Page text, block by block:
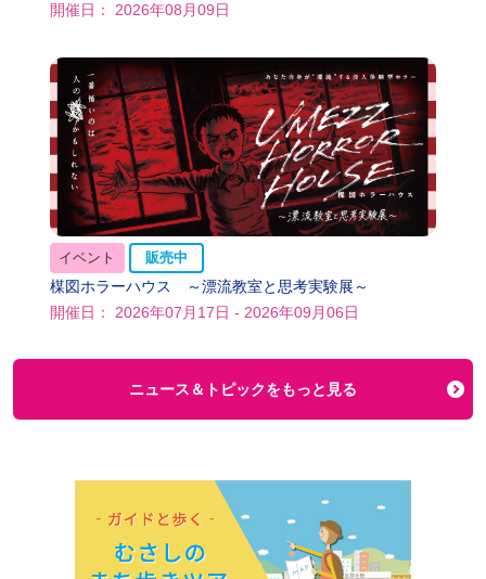
開催日： 2026年08月09日
イベント 販売中
楳図ホラーハウス ～漂流教室と思考実験展～
開催日： 2026年07月17日 - 2026年09月06日
ニュース＆トピックをもっと見る